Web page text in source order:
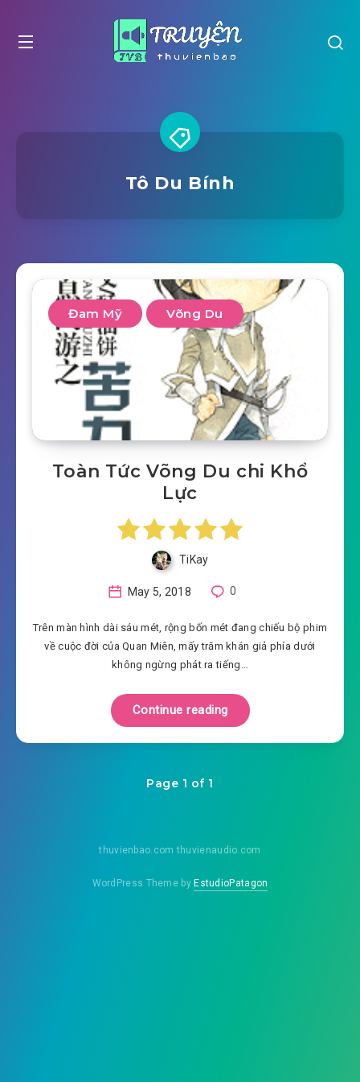
Tô Du Bính
Đam Mỹ Võng Du
Toàn Tức Võng Du chi Khổ
Lực
TiKay
May 5, 2018 0
Trên màn hình dài sáu mét, rộng bốn mét đang chiếu bộ phim
về cuộc đời của Quan Miên, mấy trăm khán giả phía dưới
không ngừng phát ra tiếng…
Continue reading
Page 1 of 1
thuvienbao.com thuvienaudio.com
WordPress Theme byEstudioPatagon